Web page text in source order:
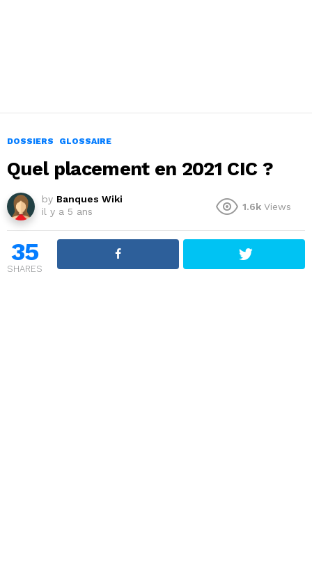
DOSSIERS GLOSSAIRE
Quel placement en 2021 CIC ?
by Banques Wiki
il y a 5 ans
1.6k Views
35
SHARES